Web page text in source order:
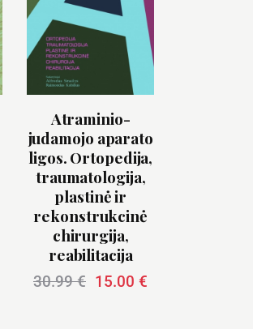
Atraminio-
judamojo aparato
ligos. Ortopedija,
traumatologija,
plastinė ir
rekonstrukcinė
chirurgija,
reabilitacija
30.99€ 15.00€